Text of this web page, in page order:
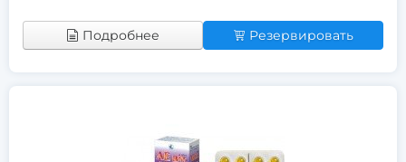
Подробнее Резервировать